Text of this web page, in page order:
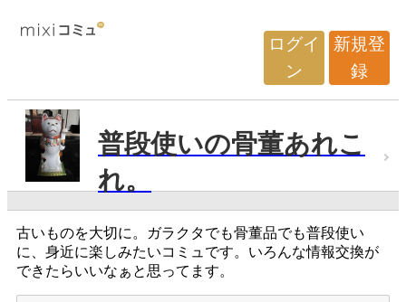
ログイ
ン
新規登
録
普段使いの骨董あれこ
れ。
古いものを大切に。ガラクタでも骨董品でも普段使い
に、身近に楽しみたいコミュです。いろんな情報交換が
できたらいいなぁと思ってます。